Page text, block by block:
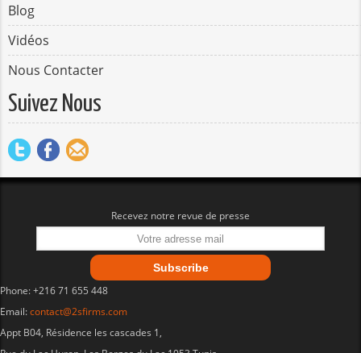
Blog
Vidéos
Nous Contacter
Suivez Nous
Recevez notre revue de presse
Phone: +216 71 655 448
Email:contact@2sfirms.com
Appt B04, Résidence les cascades 1,